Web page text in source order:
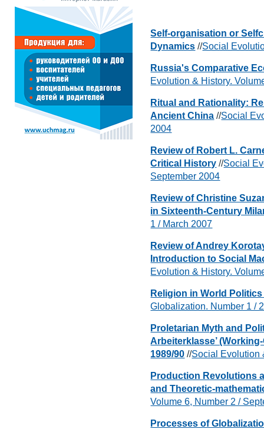
Self-organisation or
Dynamics //Social
Russia's Comparative
Evolution & History.
Ritual and Rationality:
Ancient China //Social
2004
Review of Robert L.
Critical History //Social
September 2004
Review of Christine
in Sixteenth-Century
1 / March 2007
Review of Andrey
Introduction to Social
Evolution & History.
Religion in World Politics
Globalization. Number 1 /
Proletarian Myth and
Arbeiterklasse’
1989/90 //Social Evolution
Production Revolutions
and Theoretic-
Volume 6, Number 2 /
Processes of